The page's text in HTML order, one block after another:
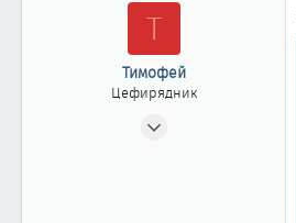
Т
Тимофей
Цефирядник